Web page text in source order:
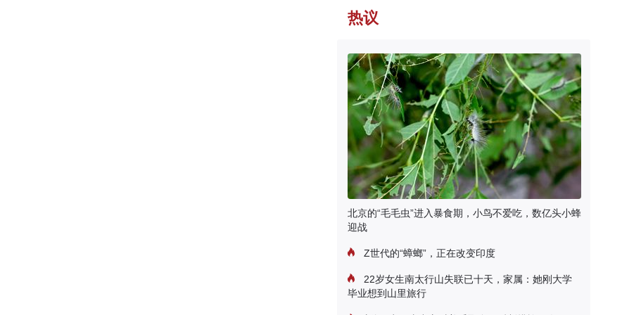
热议
北京的“毛毛虫”进入暴食期，小鸟不爱吃，数亿头小蜂
迎战
Z世代的“蟑螂”，正在改变印度
22岁女生南太行山失联已十天，家属：她刚大学
毕业想到山里旅行